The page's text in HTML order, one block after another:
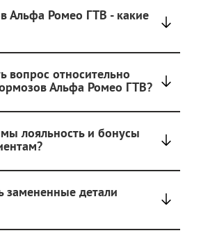
Альфа Ромео ГТВ - какие
вопрос относительно
Альфа Ромео ГТВ?
лояльность и бонусы
замененные детали